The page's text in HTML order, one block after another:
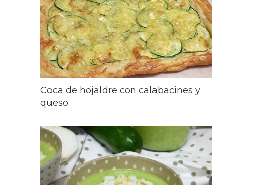
Coca de hojaldre con calabacines y
queso